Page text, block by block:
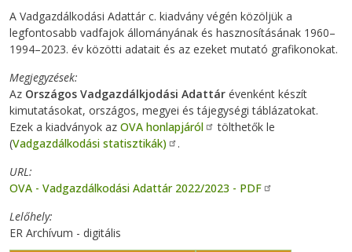
A Vadgazdálkodási Adattár c. kiadvány végén közöljük a
legfontosabb vadfajok állományának és hasznosításának 1960–
1994–2023. év közötti adatait és az ezeket mutató grafikonokat.
Megjegyzések
Az Országos Vadgazdálkjodási Adattár évenként készít
kimutatásokat, országos, megyei és tájegységi táblázatokat.
Ezek a kiadványok az OVA honlapjáról
tölthetők le
(Vadgazdálkodási statisztikák)
.
URL
OVA - Vadgazdálkodási Adattár 2022/2023 - PDF
Lelőhely
ER Archívum - digitális